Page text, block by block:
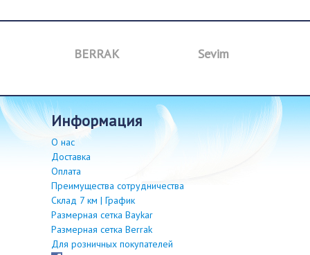
BERRAK Sevim
информация
О нас
Доставка
Оплата
Преимущества сотрудничества
Склад 7 км | График
Размерная сетка Baykar
Размерная сетка Berrak
Для розничных покупателей